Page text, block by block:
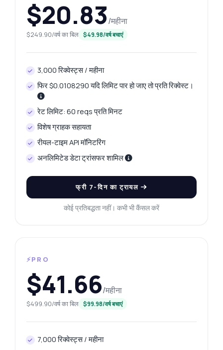
$20.83/महीना
$249.90/वर्ष का बिल $49.98/वर्ष बचाएं
3,000 रिक्वेस्ट्स / महीना
फिर $0.0108290 यदि लिमिट पार हो जाए तो प्रति रिक्वेस्ट।
रेट लिमिट: 60 reqs प्रति मिनट
विशेष ग्राहक सहायता
रीयल-टाइम API मॉनिटरिंग
अनलिमिटेड डेटा ट्रांसफर शामिल
फ्री 7-दिन का ट्रायल
कोई प्रतिबद्धता नहीं। कभी भी कैंसल करें
⚡PRO
$41.66/महीना
$499.90/वर्ष का बिल $99.98/वर्ष बचाएं
7,000 रिक्वेस्ट्स / महीना